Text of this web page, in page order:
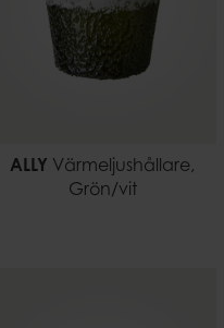
ALLY Värmeljushållare,
Grön/vit